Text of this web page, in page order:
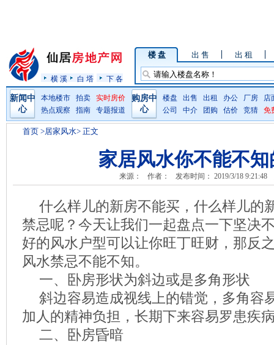
横 溪 白 塔 下 各
楼 盘 出 售 出 租
新闻中
心
本地楼市 拍卖
实时房价
热点观察
指南 专题报道
购房中
心
楼盘 出售 出租 办公 厂房
店
公司
中介 团购 估价 竞猜 免
首页 >居家风水> 正文
家居风水你不能不
来源： 作者： 发布时间： 2019/3/18 9:21:48
什么样儿的新房不能买，什么样儿的
禁忌呢？今天让我们一起盘点一下坚决
好的风水户型可以让你旺丁旺财，那反
风水禁忌不能不知。
一、卧房形状为斜边或是多角形状
斜边容易造成视线上的错觉，多角容
加人的精神负担，长期下来容易罗患疾
二、卧房昏暗